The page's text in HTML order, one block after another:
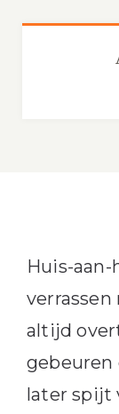
Huis-
altijd
gebeuren
later spijt